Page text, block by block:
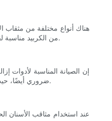
هناك أنواع مختلفة من مثقاب
من الكربيد مناسبة لقطع المواد الأكثر ليونة مثل العاج والمركب. تشمل الأنواع الأخرى من أدوات ثقب الأسنان الأدوات الجراحية، وأدوات التشطيب، وأدوات التلميع، ولكل منها وظيفة فريدة في مجال طب الأسنان.
إن الصيانة المناسبة لأدوات
ضروري أيضًا، حيث يمكن أن تؤثر الأزيزات البالية سلبًا على جودة العمل في الأسنان وقد تؤدي إلى الإصابة. بالإضافة إلى ذلك، فإن شحذ وإعادة تشكيل المثاقب عند الضرورة أمر مهم للحفاظ على كفاءة القطع.
عند استخدام مثاقب الأسنان